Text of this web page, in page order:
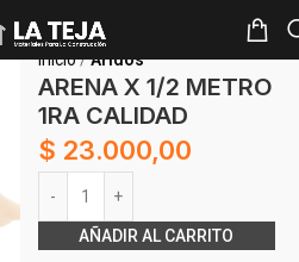
Inicio Áridos
ARENA X 1/2 METRO
1RA CALIDAD
$ 23.000,00
AÑADIR AL CARRITO